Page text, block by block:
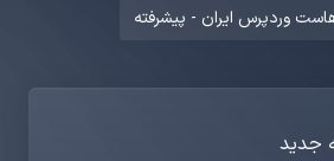
وردپرس ایران - پیشرفته
جدید